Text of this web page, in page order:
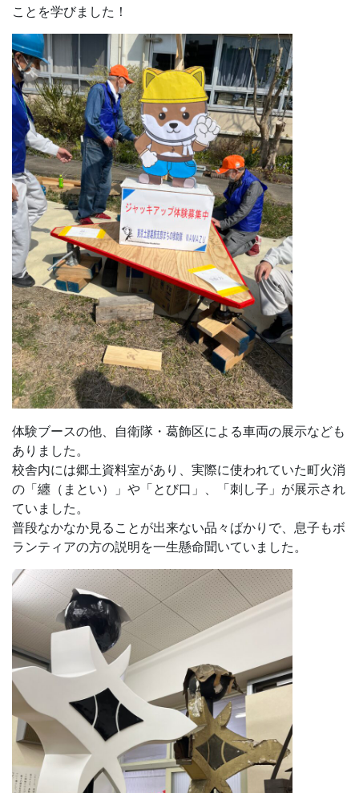
ことを学びました！
体験ブースの他、自衛隊・葛飾区による車両の展示なども
ありました。
校舎内には郷土資料室があり、実際に使われていた町火消
の「纏（まとい）」や「とび口」、「刺し子」が展示され
ていました。
普段なかなか見ることが出来ない品々ばかりで、息子もボ
ランティアの方の説明を一生懸命聞いていました。